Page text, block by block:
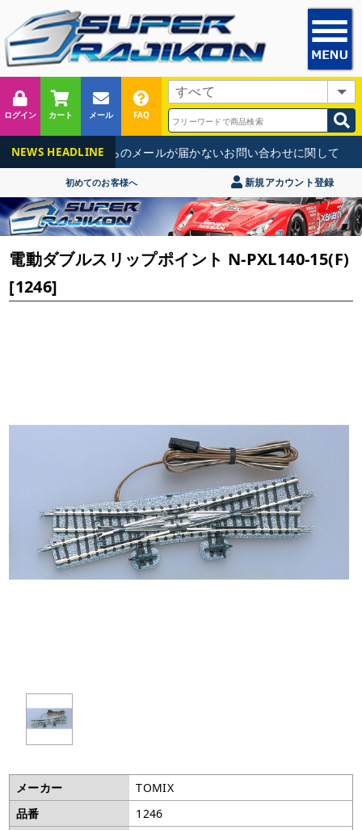
ログイン カート メール FAQ
NEWS HEADLINE
【重要】当店からのメールが届かないお問い合わせに関して
初めてのお客様へ 新規アカウント登録
電動ダブルスリップポイント N-PXL140-15(F)
[1246]
メーカー
TOMIX
品番
1246